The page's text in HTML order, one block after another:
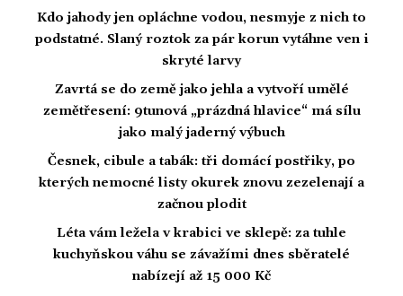
Kdo jahody jen opláchne vodou, nesmyje z nich to
podstatné. Slaný roztok za pár korun vytáhne ven i
skryté larvy
Zavrtá se do země jako jehla a vytvoří umělé
zemětřesení: 9tunová „prázdná hlavice“ má sílu
jako malý jaderný výbuch
Česnek, cibule a tabák: tři domácí postřiky, po
kterých nemocné listy okurek znovu zezelenají a
začnou plodit
Léta vám ležela v krabici ve sklepě: za tuhle
kuchyňskou váhu se závažími dnes sběratelé
nabízejí až 15 000 Kč